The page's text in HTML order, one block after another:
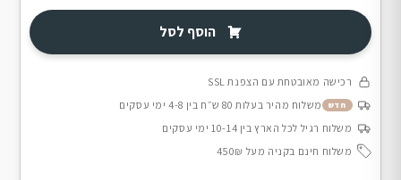
הוסף לסל
רכישה מאובטחת עם הצפנת SSL
חדש
משלוח מהיר בעלות 80 ש״ח בין 4-8 ימי עסקים
משלוח רגיל לכל הארץ בין 10-14 ימי עסקים
משלוח חינם בקניה מעל 450₪